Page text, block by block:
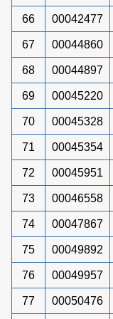
66 00042477
67 00044860
68 00044897
69 00045220
70 00045328
71 00045354
72 00045951
73 00046558
74 00047867
75 00049892
76 00049957
77 00050476